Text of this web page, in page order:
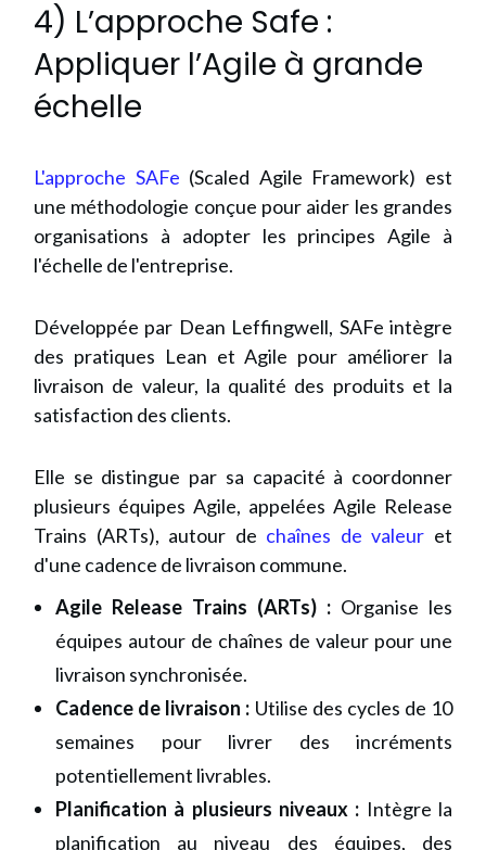
4) L’approche Safe :
Appliquer l’Agile à grande
échelle
L'approche SAFe (Scaled Agile Framework) est
une méthodologie conçue pour aider les grandes
organisations à adopter les principes Agile à
l'échelle de l'entreprise.
Développée par Dean Leffingwell, SAFe intègre
des pratiques Lean et Agile pour améliorer la
livraison de valeur, la qualité des produits et la
satisfaction des clients.
Elle se distingue par sa capacité à coordonner
plusieurs équipes Agile, appelées Agile Release
Trains (ARTs), autour de chaînes de valeur et
d'une cadence de livraison commune.
Agile Release Trains (ARTs) : Organise les
équipes autour de chaînes de valeur pour une
livraison synchronisée.
Cadence de livraison : Utilise des cycles de 10
semaines pour livrer des incréments
potentiellement livrables.
Planification à plusieurs niveaux : Intègre la
planification au niveau des équipes, des